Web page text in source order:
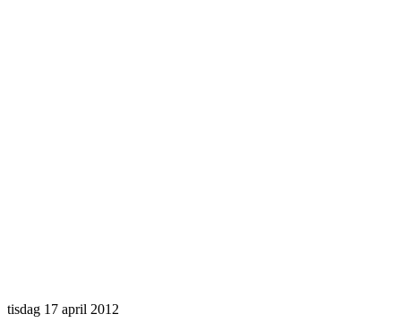
tisdag 17 april 2012